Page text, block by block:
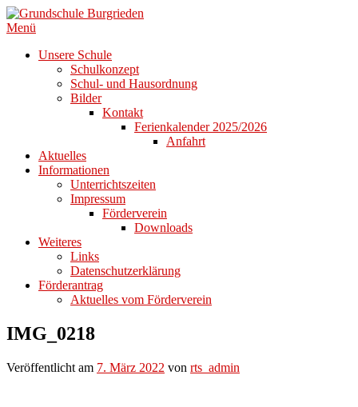
Zum
Inhalt
Menü
Unsere Schule
Schulkonzept
Schul- und Hausordnung
Bilder
Kontakt
Ferienkalender 2025/2026
Anfahrt
Aktuelles
Informationen
Unterrichtszeiten
Impressum
Förderverein
Downloads
Weiteres
Links
Datenschutzerklärung
Förderantrag
Aktuelles vom Förderverein
IMG_0218
Veröffentlicht am 7. März 2022 von rts_admin